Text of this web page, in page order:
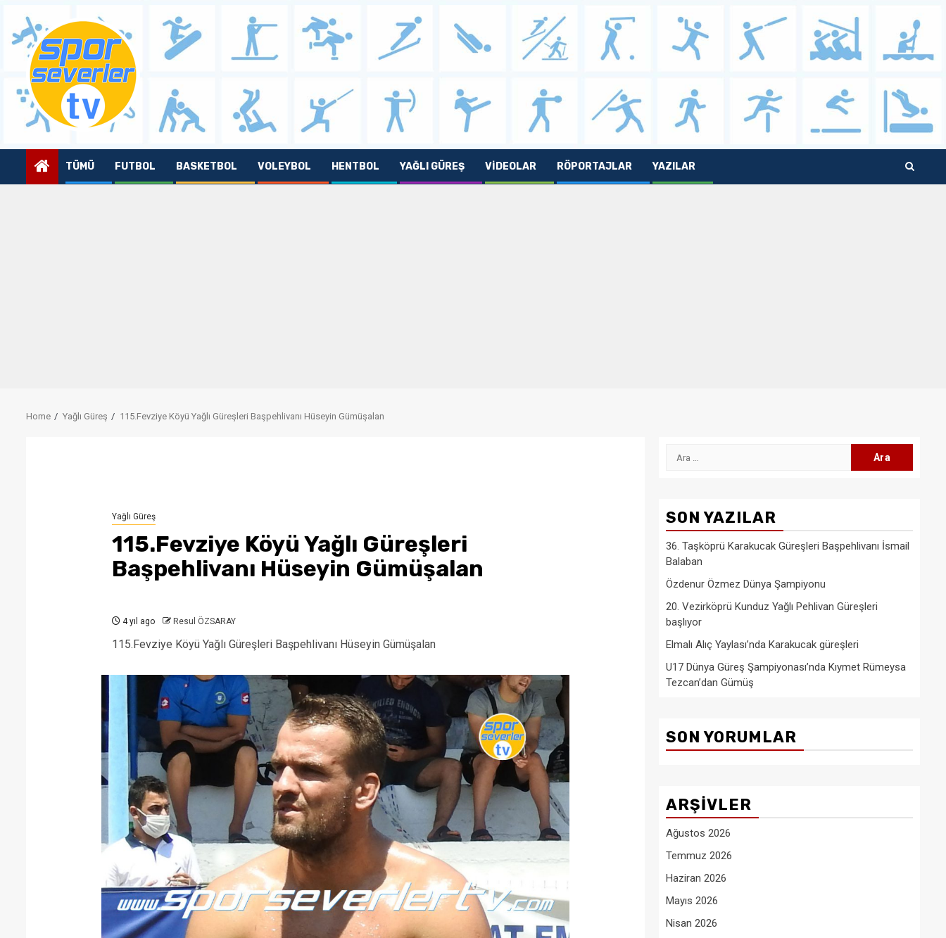
content
TÜMÜ FUTBOL BASKETBOL VOLEYBOL HENTBOL YAĞLI GÜREŞ VIDEOLAR RÖPORTAJLAR YAZILAR
Home Yağlı Güreş 115.Fevziye Köyü Yağlı Güreşleri Başpehlivanı Hüseyin Gümüşalan
Yağlı Güreş
115.Fevziye Köyü Yağlı Güreşleri
Başpehlivanı Hüseyin Gümüşalan
4 yıl ago Resul ÖZSARAY
115.Fevziye Köyü Yağlı Güreşleri Başpehlivanı Hüseyin Gümüşalan
Arama:
SON YAZILAR
36. Taşköprü Karakucak Güreşleri Başpehlivanı İsmail
Balaban
Özdenur Özmez Dünya Şampiyonu
20. Vezirköprü Kunduz Yağlı Pehlivan Güreşleri
başlıyor
Elmalı Alıç Yaylası’nda Karakucak güreşleri
U17 Dünya Güreş Şampiyonası’nda Kıymet Rümeysa
Tezcan’dan Gümüş
SON YORUMLAR
ARŞIVLER
Ağustos 2026
Temmuz 2026
Haziran 2026
Mayıs 2026
Nisan 2026